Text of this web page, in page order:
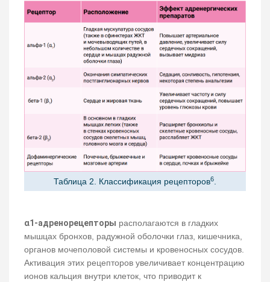
Таблица 2. Классификация рецепторов6.
α1-адренорецепторы располагаются в гладких
мышцах бронхов, радужной оболочки глаз, кишечника,
органов мочеполовой системы и кровеносных сосудов.
Активация этих рецепторов увеличивает концентрацию
ионов кальция внутри клеток, что приводит к